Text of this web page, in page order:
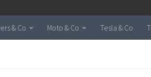
& Co Moto & Co Tesla & Co